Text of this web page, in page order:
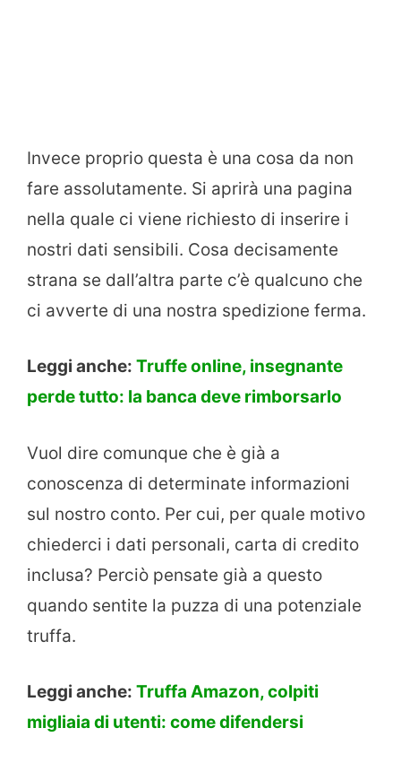
Invece proprio questa è una cosa da non
fare assolutamente. Si aprirà una pagina
nella quale ci viene richiesto di inserire i
nostri dati sensibili. Cosa decisamente
strana se dall’altra parte c’è qualcuno che
ci avverte di una nostra spedizione ferma.
Leggi anche: Truffe online, insegnante
perde tutto: la banca deve rimborsarlo
Vuol dire comunque che è già a
conoscenza di determinate informazioni
sul nostro conto. Per cui, per quale motivo
chiederci i dati personali, carta di credito
inclusa? Perciò pensate già a questo
quando sentite la puzza di una potenziale
truffa.
Leggi anche: Truffa Amazon, colpiti
migliaia di utenti: come difendersi